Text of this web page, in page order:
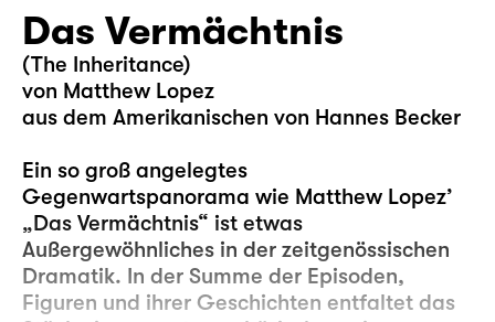
Das Vermächtnis
(The Inheritance)
von Matthew Lopez
aus dem Amerikanischen von Hannes Becker
Ein so groß angelegtes
Gegenwartspanorama wie Matthew Lopez’
„Das Vermächtnis“ ist etwas
Außergewöhnliches in der zeitgenössischen
Dramatik. In der Summe der Episoden,
Figuren und ihrer Geschichten entfaltet das